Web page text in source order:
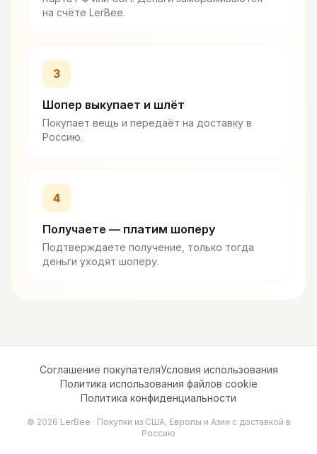
на счёте LerBee.
3
Шопер выкупает и шлёт
Покупает вещь и передаёт на доставку в
Россию.
4
Получаете — платим шоперу
Подтверждаете получение, только тогда
деньги уходят шоперу.
Соглашение покупателяУсловия использования
Политика использования файлов cookie
Политика конфиденциальности
© 2026 LerBee · Покупки из США, Европы и Азии с доставкой в
Россию